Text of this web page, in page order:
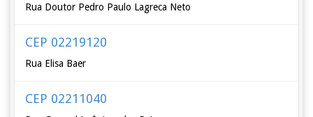
Rua Doutor Pedro Paulo Lagreca Neto
CEP 02219120
Rua Elisa Baer
CEP 02211040